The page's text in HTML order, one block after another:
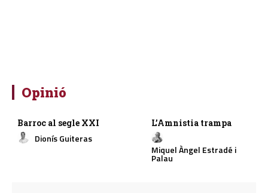
Opinió
Barroc al segle XXI
Dionís Guiteras
L’Amnistia trampa
Miquel Àngel Estradé i
Palau